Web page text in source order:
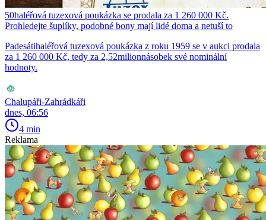
50haléřová tuzexová poukázka se prodala za 1 260 000 Kč.
Prohledejte šuplíky, podobné bony mají lidé doma a netuší to
Padesátihaléřová tuzexová poukázka z roku 1959 se v aukci prodala
za 1 260 000 Kč, tedy za 2,52milionnásobek své nominální
hodnoty.
Chalupáři-Zahrádkáři
dnes, 06:56
4 min
Reklama